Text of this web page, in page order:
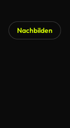
Nachbilden